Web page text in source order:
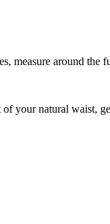
measure around the
your natural waist,